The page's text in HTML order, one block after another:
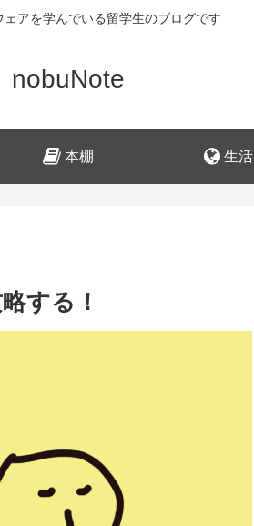
ェアを学んでいる留学生のブログです
nobuNote
本棚 生活
する！